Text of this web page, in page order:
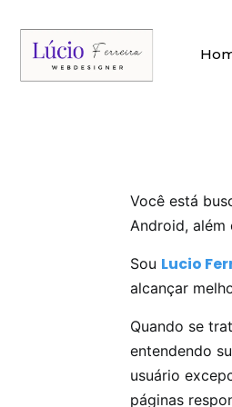
Você está
Android, além
Sou Lucio
alcançar
Quando se
entendendo
usuário
páginas